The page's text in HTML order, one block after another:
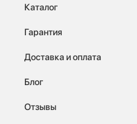
Каталог
Гарантия
Доставка и оплата
Блог
Отзывы